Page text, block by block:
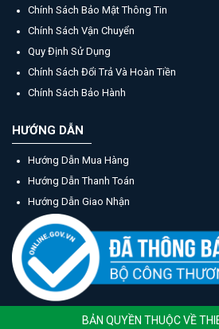
Chính Sách Bảo Mật Thông Tin
Chính Sách Vận Chuyển
Quy Định Sử Dụng
Chính Sách Đổi Trả Và Hoàn Tiền
Chính Sách Bảo Hành
HƯỚNG DẪN
Hướng Dẫn Mua Hàng
Hướng Dẫn Thanh Toán
Hướng Dẫn Giao Nhận
BẢN QUYỀN THUỘC VỀ